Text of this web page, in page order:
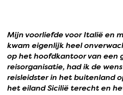
Mijn voorliefde voor Italië en
kwam eigenlijk heel
op het hoofdkantoor van een
reisorganisatie, had ik de
reisleidster in het buitenland
het eiland Sicilië terecht en